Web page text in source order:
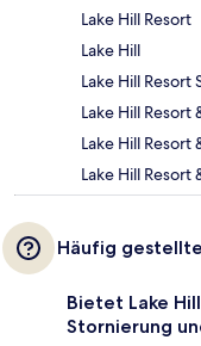
Lake Hill Resort
Lake Hill
Lake Hill Resort
Lake Hill Resort
Lake Hill Resort
Lake Hill
Häufig
Bietet Lake
Stornierung